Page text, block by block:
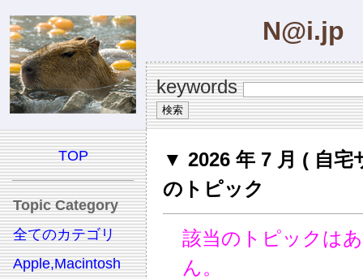
N@i.jp
keywords
TOP
Topic Category
全てのカテゴリ
Apple,Macintosh
▼ 2026 年 7 月 ( 自宅
のトピック
該当のトピックは
ん。